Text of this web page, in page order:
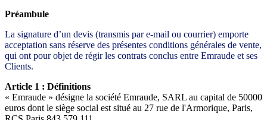
Préambule
La signature d’un devis (transmis par e-mail ou courrier) emporte
acceptation sans réserve des présentes conditions générales de vente,
qui ont pour objet de régir les contrats conclus entre Emraude et ses
Clients.
Article 1 : Définitions
« Emraude » désigne la société Emraude, SARL au capital de 50000
euros dont le siège social est situé au 27 rue de l'Armorique, Paris,